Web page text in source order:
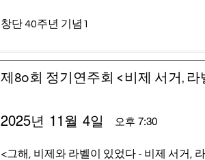
창단 40주년 기념1
제80회 정기연주회 <비제 서거, 라
오후 7:30
2025년 11월 4일
<그해, 비제와 라벨이 있었다 - 비제 서거,